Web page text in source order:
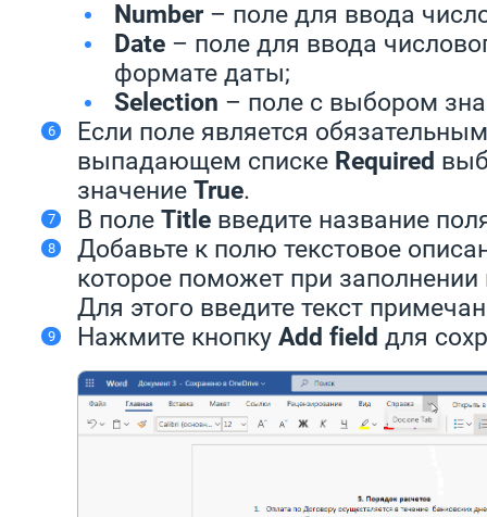
Number – поле для ввода
Date – поле для ввода
формате даты;
Selection – поле с выбором
Если поле является
выпадающем списке Required
значение True.
В поле Title введите название
Добавьте к полю текстовое
которое поможет при заполнении
Для этого введите текст
Нажмите кнопку Add field для